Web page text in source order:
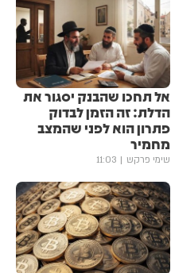
אל תחכו שהבנק יסגור את
הדלת: זה הזמן לבדוק
פתרון הוא לפני שהמצב
מחמיר
שימי פרקש 11:03